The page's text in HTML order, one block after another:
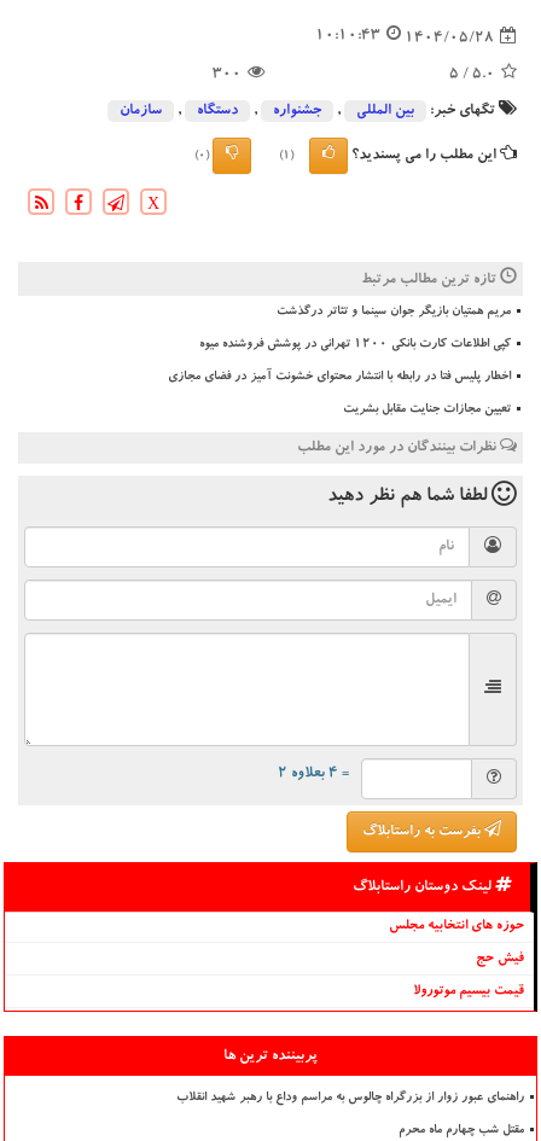
1404/05/28
10:10:43
5.0
/ 5
300
تگهای خبر: بین المللی , جشنواره , دستگاه , سازمان
این مطلب را می پسندید؟ (1)
(0)
X
تازه ترین مطالب مرتبط
مریم همتیان بازیگر جوان سینما و تئاتر درگذشت
کپی اطلاعات کارت بانکی ۱۲۰۰ تهرانی در پوشش فروشنده میوه
اخطار پلیس فتا در رابطه با انتشار محتوای خشونت آمیز در فضای مجازی
تعیین مجازات جنایت مقابل بشریت
نظرات بینندگان در مورد این مطلب
لطفا شما هم نظر دهید
= ۴ بعلاوه ۲
بفرست به راستابلاگ
لینک دوستان راستابلاگ
حوزه های انتخابیه مجلس
فیش حج
قیمت بیسیم موتورولا
پربیننده ترین ها
راهنمای عبور زوار از بزرگراه چالوس به مراسم وداع با رهبر شهید انقلاب
مقتل شب چهارم ماه محرم